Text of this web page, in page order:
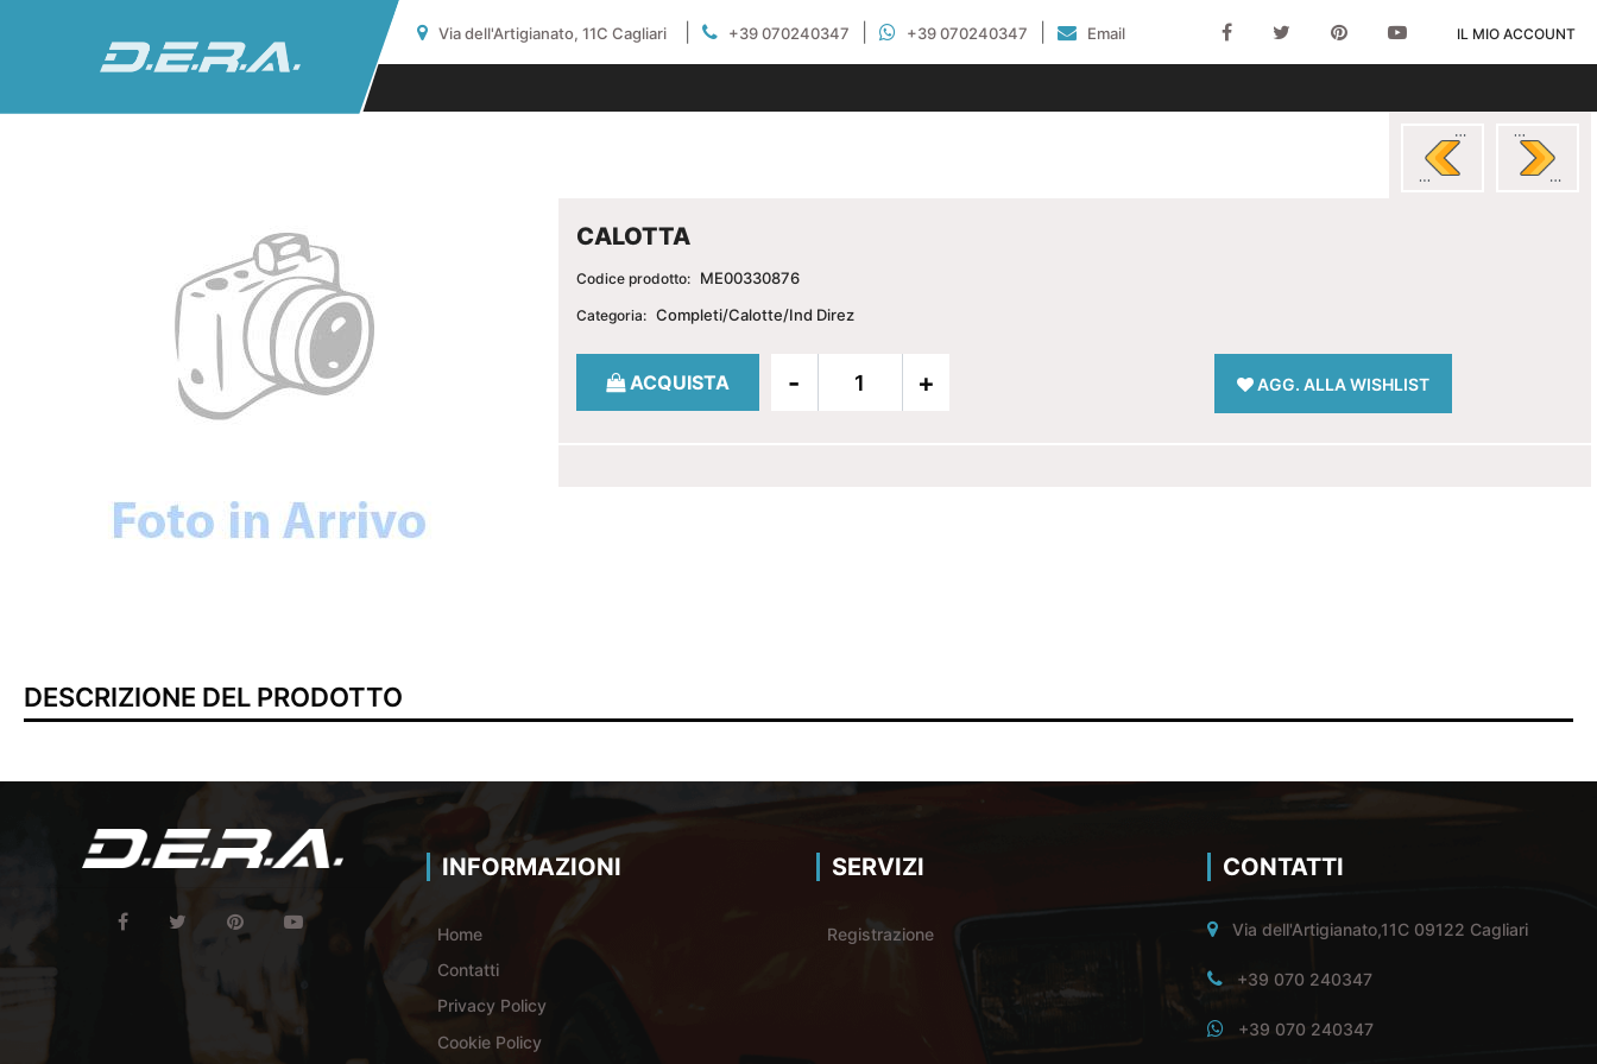
Via dell'Artigianato, 11C Cagliari +39 070240347 +39 070240347 Email IL MIO ACCOUNT
CALOTTA
Codice prodotto: ME00330876
Categoria: Completi/Calotte/Ind Direz
Quantità
ACQUISTA AGG. ALLA WISHLIST
DESCRIZIONE DEL PRODOTTO
INFORMAZIONI
Home
Contatti
Privacy Policy
Cookie Policy
SERVIZI
Registrazione
CONTATTI
Via dell'Artigianato,11C 09122 Cagliari
+39 070 240347
+39 070 240347